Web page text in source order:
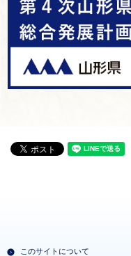
このサイトについて